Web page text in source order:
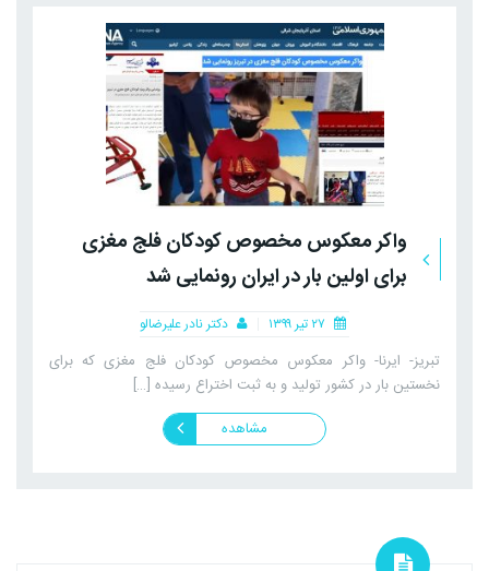
واکر معکوس مخصوص کودکان فلج مغزی
برای اولین بار در ایران رونمایی شد
دکتر نادر علیرضالو
تبریز- ایرنا- واکر معکوس مخصوص کودکان فلج مغزی که برای
نخستین بار در کشور تولید و به ثبت اختراع رسیده […]
مشاهده